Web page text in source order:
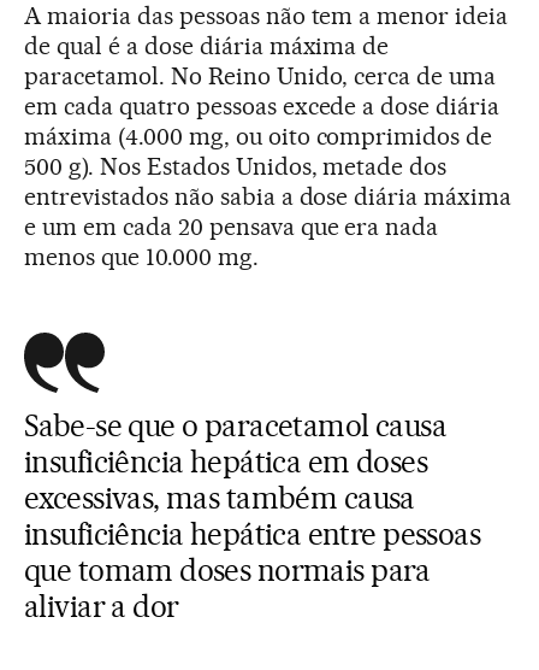
A maioria das pessoas não tem a menor ideia
de qual é a dose diária máxima de
paracetamol. No Reino Unido, cerca de uma
em cada quatro pessoas excede a dose diária
máxima (4.000 mg, ou oito comprimidos de
500 g). Nos Estados Unidos, metade dos
entrevistados não sabia a dose diária máxima
e um em cada 20 pensava que era nada
menos que 10.000 mg.
Sabe-se que o paracetamol causa
insuficiência hepática em doses
excessivas, mas também causa
insuficiência hepática entre pessoas
que tomam doses normais para
aliviar a dor